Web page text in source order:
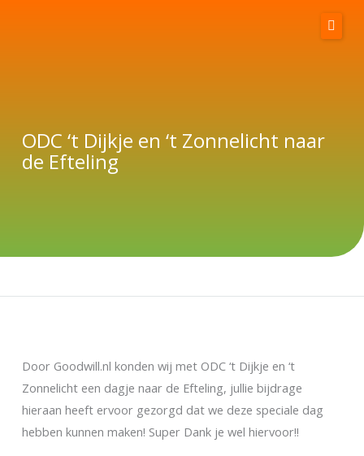
Wie wij zijn
Goodwill Days
Contact
ODC ‘t Dijkje en ‘t Zonnelicht naar
de Efteling
Door Goodwill.nl konden wij met ODC ‘t Dijkje en ‘t
Zonnelicht een dagje naar de Efteling, jullie bijdrage
hieraan heeft ervoor gezorgd dat we deze speciale dag
hebben kunnen maken! Super Dank je wel hiervoor!!